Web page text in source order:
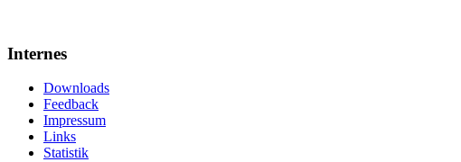
Internes
Downloads
Feedback
Impressum
Links
Statistik